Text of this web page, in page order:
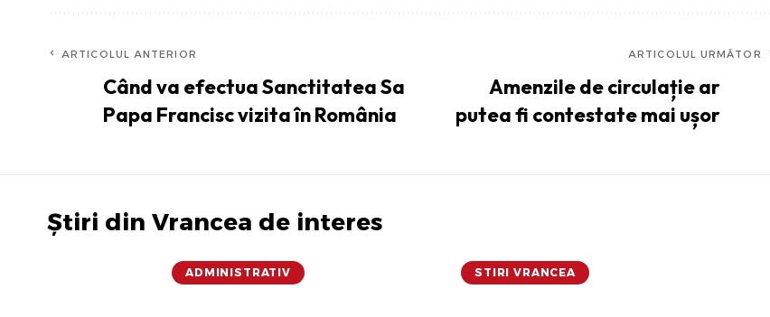
ARTICOLUL ANTERIOR
Când va efectua Sanctitatea Sa
Papa Francisc vizita în România
ARTICOLUL URMĂTOR
Amenzile de circulație ar
putea fi contestate mai ușor
Știri din Vrancea de interes
ADMINISTRATIV STIRI VRANCEA